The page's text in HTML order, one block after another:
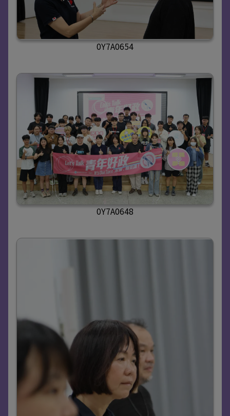
0Y7A0654
0Y7A0648